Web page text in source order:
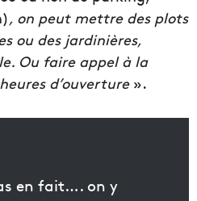
, on peut mettre des plots
ou des jardinières,
Ou faire appel à la
d’ouverture».
en fait…. on y